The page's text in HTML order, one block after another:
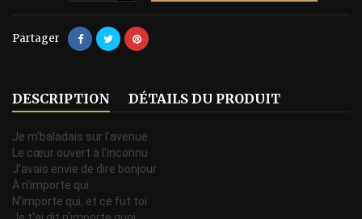
Partager
DESCRIPTION DÉTAILS DU PRODUIT
Je m'baladais sur l'avenue
Le cœur ouvert à l'inconnu
J'avais envie de dire bonjour
À n'importe qui
N'importe qui, et ce fut toi